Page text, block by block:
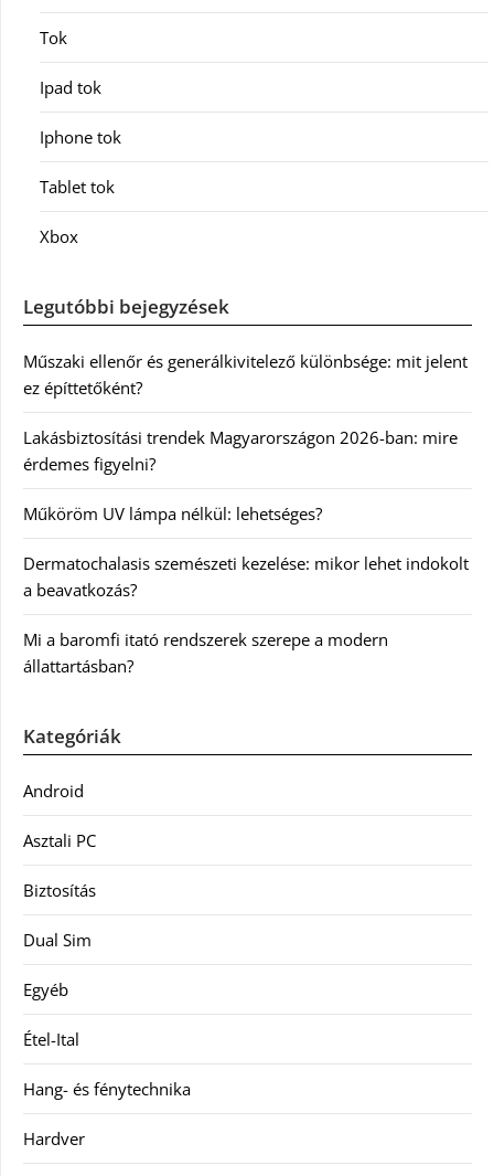
Tok
Ipad tok
Iphone tok
Tablet tok
Xbox
Legutóbbi bejegyzések
Műszaki ellenőr és generálkivitelező különbsége: mit jelent
ez építtetőként?
Lakásbiztosítási trendek Magyarországon 2026-ban: mire
érdemes figyelni?
Műköröm UV lámpa nélkül: lehetséges?
Dermatochalasis szemészeti kezelése: mikor lehet indokolt
a beavatkozás?
Mi a baromfi itató rendszerek szerepe a modern
állattartásban?
Kategóriák
Android
Asztali PC
Biztosítás
Dual Sim
Egyéb
Étel-Ital
Hang- és fénytechnika
Hardver